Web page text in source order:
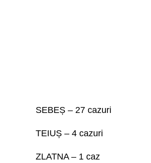
SEBEȘ – 27 cazuri
TEIUȘ – 4 cazuri
ZLATNA – 1 caz